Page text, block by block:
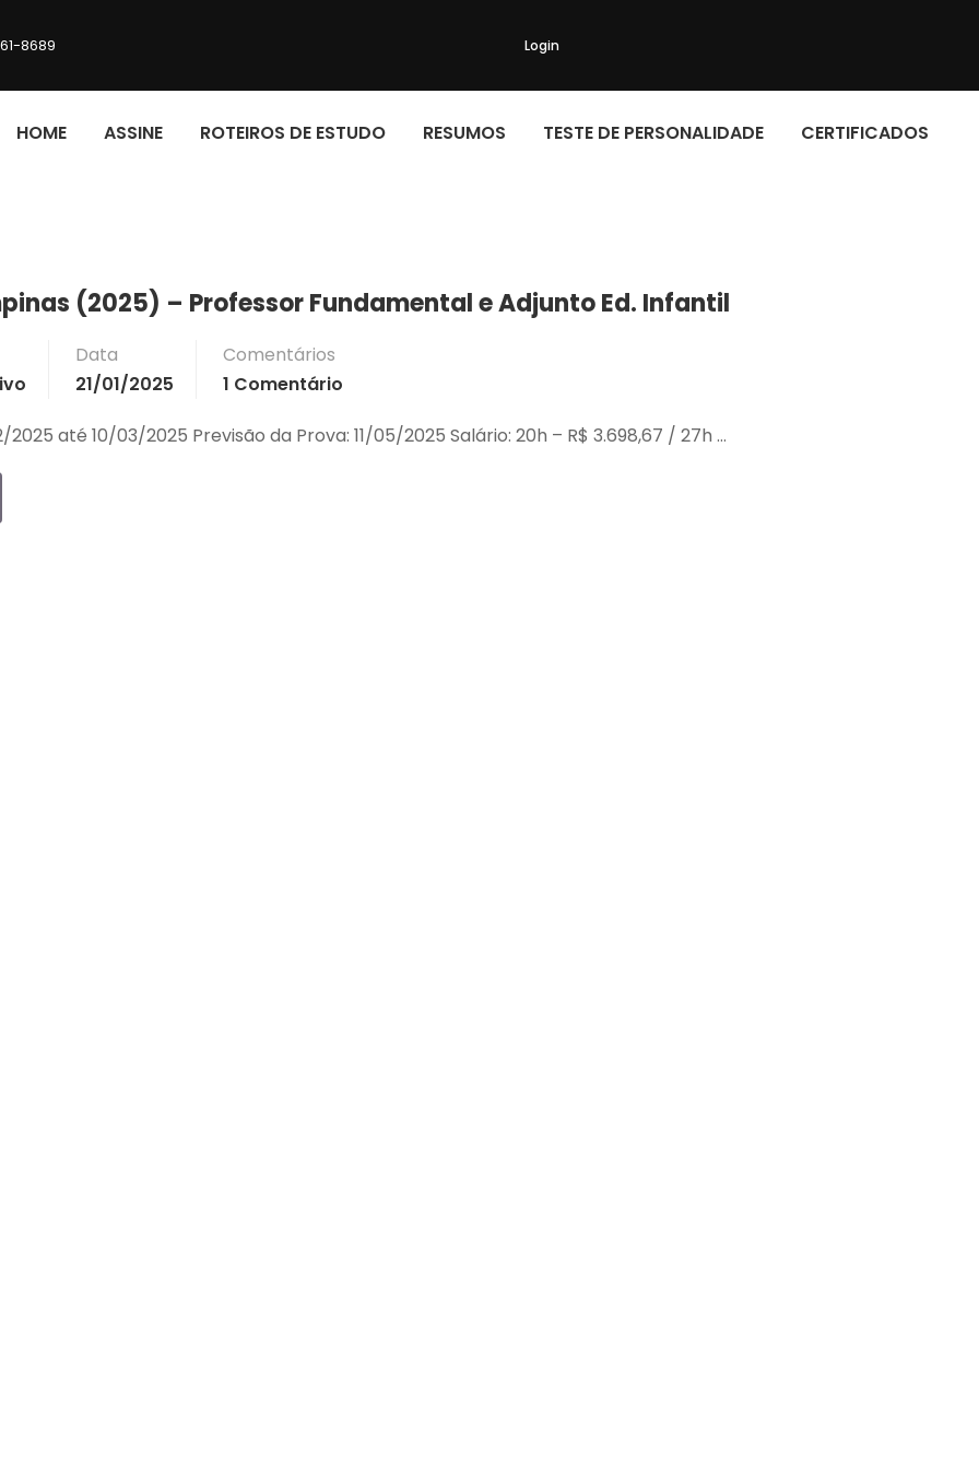
8689 Login
HOME ASSINE ROTEIROS DE ESTUDO RESUMOS TESTE DE PERSONALIDADE CERTIFICADOS
(2025) – Professor Fundamental e Adjunto Ed. Infantil
Data
21/01/2025
Comentários
1 Comentário
até 10/03/2025 Previsão da Prova: 11/05/2025 Salário: 20h – R$ 3.698,67 / 27h …